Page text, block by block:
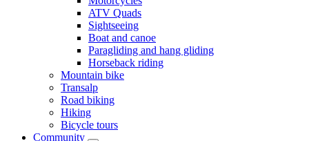
ATV Quads
Sightseeing
Boat and canoe
Paragliding and hang gliding
Horseback riding
Mountain bike
Transalp
Road biking
Hiking
Bicycle tours
Community